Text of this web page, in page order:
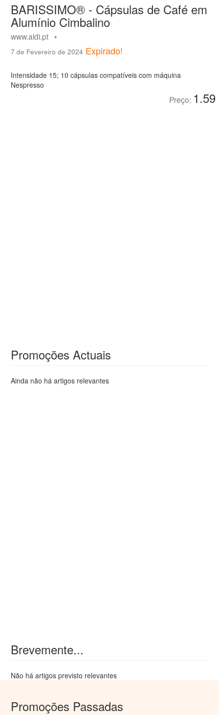
BARISSIMO® - Cápsulas de Café em
Alumínio Cimbalino
www.aldi.pt •
7 de Fevereiro de 2024 Expirado!
Intensidade 15; 10 cápsulas compatíveis com máquina
Nespresso
Preço: 1.59
Promoções Actuais
Ainda não há artigos relevantes
Brevemente...
Não há artigos previsto relevantes
Promoções Passadas